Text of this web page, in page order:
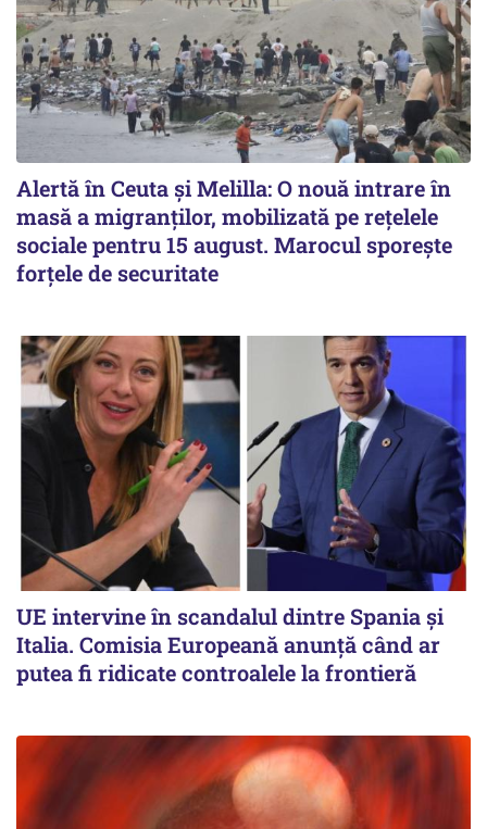
Alertă în Ceuta și Melilla: O nouă intrare în
masă a migranților, mobilizată pe rețelele
sociale pentru 15 august. Marocul sporește
forțele de securitate
UE intervine în scandalul dintre Spania și
Italia. Comisia Europeană anunță când ar
putea fi ridicate controalele la frontieră